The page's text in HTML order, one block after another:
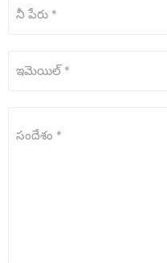
నీ పేరు *
ఇమెయిల్ *
సందేశం *